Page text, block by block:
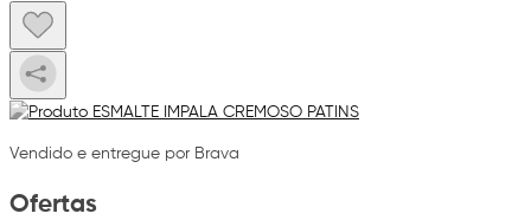
Vendido e entregue por Brava
Ofertas